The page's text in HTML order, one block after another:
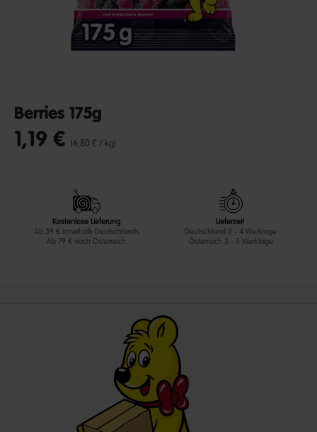
Berries 175g
undefined out of 5 Customer Rating
1,19 € (6,80 € / kg)
Kostenlose Lieferung
Ab 39 € innerhalb Deutschlands
Ab 79 € nach Österreich
Lieferzeit
Deutschland 2 - 4 Werktage
Österreich 3 - 5 Werktage